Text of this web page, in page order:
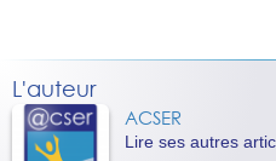
L'auteur
ACSER
Lire ses autres